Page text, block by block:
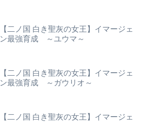
【二ノ国 白き聖灰の女王】イマージェ
ン最強育成 ～ユウマ～
【二ノ国 白き聖灰の女王】イマージェ
ン最強育成 ～ガウリオ～
【二ノ国 白き聖灰の女王】イマージェ